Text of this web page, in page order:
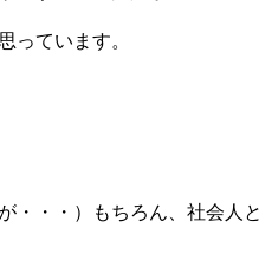
っています。
・・・）もちろん、社会人と